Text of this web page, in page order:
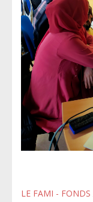
LE FAMI -